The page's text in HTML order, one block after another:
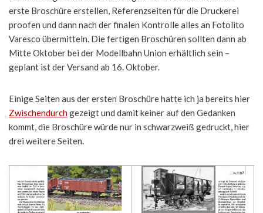
erste Broschüre erstellen, Referenzseiten für die Druckerei
proofen und dann nach der finalen Kontrolle alles an Fotolito
Varesco übermitteln. Die fertigen Broschüren sollten dann ab
Mitte Oktober bei der Modellbahn Union erhältlich sein –
geplant ist der Versand ab 16. Oktober.
Einige Seiten aus der ersten Broschüre hatte ich ja bereits hier
Zwischendurchgezeigt und damit keiner auf den Gedanken
kommt, die Broschüre würde nur in schwarzweiß gedruckt, hier
drei weitere Seiten.